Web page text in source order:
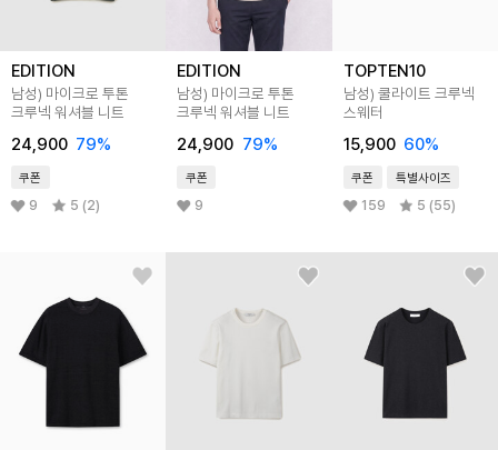
EDITION
남성) 마이크로 투톤
크루넥 워셔블 니트
24,900 79%
쿠폰
9 5 (2)
EDITION
남성) 마이크로 투톤
크루넥 워셔블 니트
24,900 79%
쿠폰
9
TOPTEN10
남성) 쿨라이트 크루넥
스웨터
15,900 60%
쿠폰 특별사이즈
159 5 (55)